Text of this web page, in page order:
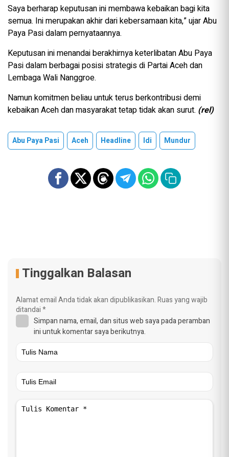
Saya berharap keputusan ini membawa kebaikan bagi kita
semua. Ini merupakan akhir dari kebersamaan kita,” ujar Abu
Paya Pasi dalam pernyataannya.
Keputusan ini menandai berakhirnya keterlibatan Abu Paya
Pasi dalam berbagai posisi strategis di Partai Aceh dan
Lembaga Wali Nanggroe.
Namun komitmen beliau untuk terus berkontribusi demi
kebaikan Aceh dan masyarakat tetap tidak akan surut. (rel)
Abu Paya Pasi Aceh Headline Idi Mundur
Tinggalkan Balasan
Alamat email Anda tidak akan dipublikasikan.Ruas yang wajib
ditandai*
Simpan nama, email, dan situs web saya pada peramban
ini untuk komentar saya berikutnya.